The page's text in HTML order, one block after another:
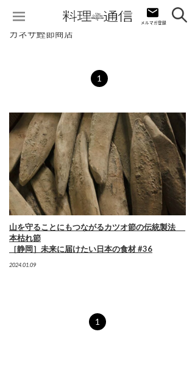
カネサ鰹節商店
1
山を守ることにもつながるカツオ節の伝統製法
本枯れ節
［静岡］未来に届けたい日本の食材 #36
2024.01.09
1